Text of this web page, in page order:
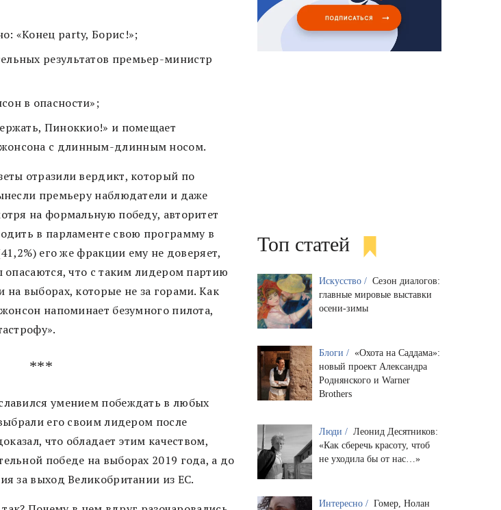
«Конец party, Борис!»;
результатов премьер-министр
в опасности»;
Пиноккио!» и помещает
с длинным-длинным носом.
отразили вердикт, который по
премьеру наблюдатели и даже
на формальную победу, авторитет
в парламенте свою программу в
его же фракции ему не доверяет,
опасаются, что с таким лидером партию
выборах, которые не за горами. Как
напоминает безумного пилота,
***
умением побеждать в любых
его своим лидером после
что обладает этим качеством,
победе на выборах 2019 года, а до
за выход Великобритании из ЕС.
Топ статей
Искусство / Сезон диалогов:
главные мировые выставки
осени-зимы
Блоги / «Охота на Саддама»:
новый проект Александра
Роднянского и Warner
Brothers
Люди / Леонид Десятников:
«Как сберечь красоту, чтоб
не уходила бы от нас…»
Интересно / Гомер, Нолан